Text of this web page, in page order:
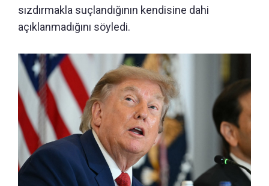
sızdırmakla suçlandığının kendisine dahi
açıklanmadığını söyledi.